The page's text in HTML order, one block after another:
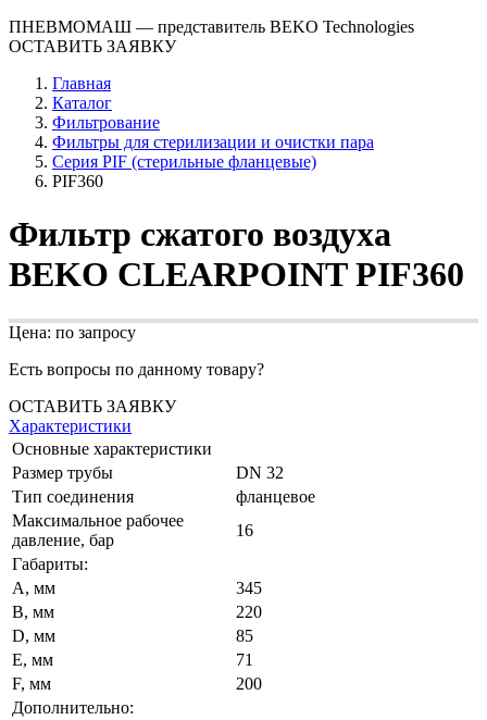
ПНЕВМОМАШ — представитель BEKO Technologies
ОСТАВИТЬ ЗАЯВКУ
Главная
Каталог
Фильтрование
Фильтры для стерилизации и очистки пара
Серия PIF (стерильные фланцевые)
PIF360
Фильтр сжатого воздуха
BEKO CLEARPOINT PIF360
Цена: по запросу
Есть вопросы по данному товару?
ОСТАВИТЬ ЗАЯВКУ
Характеристики
Основные характеристики
Размер трубы
DN 32
Тип соединения
фланцевое
Максимальное рабочее
давление, бар
16
Габариты:
A, мм
345
B, мм
220
D, мм
85
E, мм
71
F, мм
200
Дополнительно: